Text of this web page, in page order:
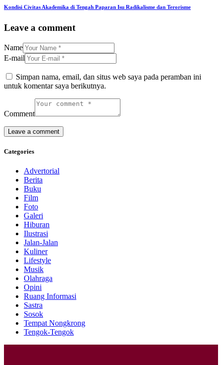
Kondisi Civitas Akademika di Tengah Paparan Isu Radikalisme dan Terorisme
Leave a comment
Name
E-mail
Simpan nama, email, dan situs web saya pada peramban ini
untuk komentar saya berikutnya.
Comment
Categories
Advertorial
Berita
Buku
Film
Foto
Galeri
Hiburan
Ilustrasi
Jalan-Jalan
Kuliner
Lifestyle
Musik
Olahraga
Opini
Ruang Informasi
Sastra
Sosok
Tempat Nongkrong
Tengok-Tengok